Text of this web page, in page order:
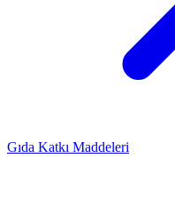
Gıda Katkı Maddeleri